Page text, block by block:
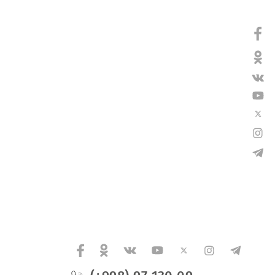
по 20.02.2020г возможны ухудшения